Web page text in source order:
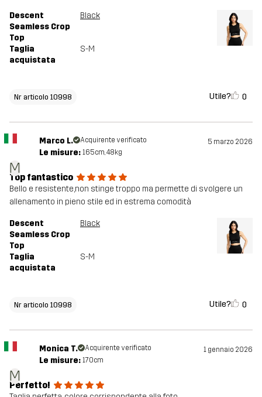
Descent
Seamless Crop
Top
Black
Taglia
acquistata
S-M
Nr articolo 10998 Utile? 0
M
Marco L. Acquirente verificato 5 marzo 2026
Le misure: 165cm, 48kg
Top fantastico
Bello e resistente,non stinge troppo ma permette di svolgere un
allenamento in pieno stile ed in estrema comodità
Descent
Seamless Crop
Top
Black
Taglia
acquistata
S-M
Nr articolo 10998 Utile? 0
M
Monica T. Acquirente verificato 1 gennaio 2026
Le misure: 170cm
Perfetto!